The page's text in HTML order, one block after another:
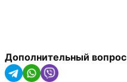
Дополнительный вопрос